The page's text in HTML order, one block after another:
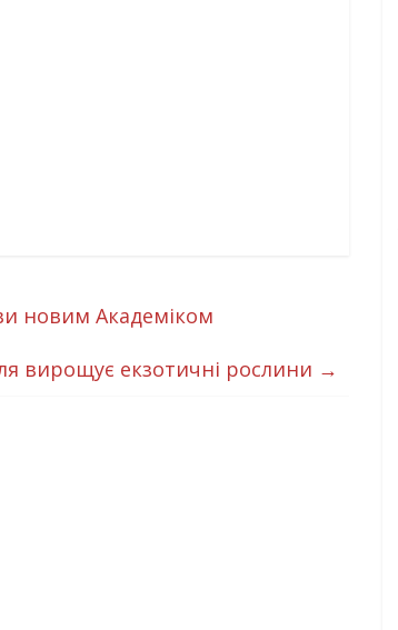
новим Академіком
вирощує екзотичні рослини →